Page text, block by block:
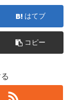
はてブ
コピー